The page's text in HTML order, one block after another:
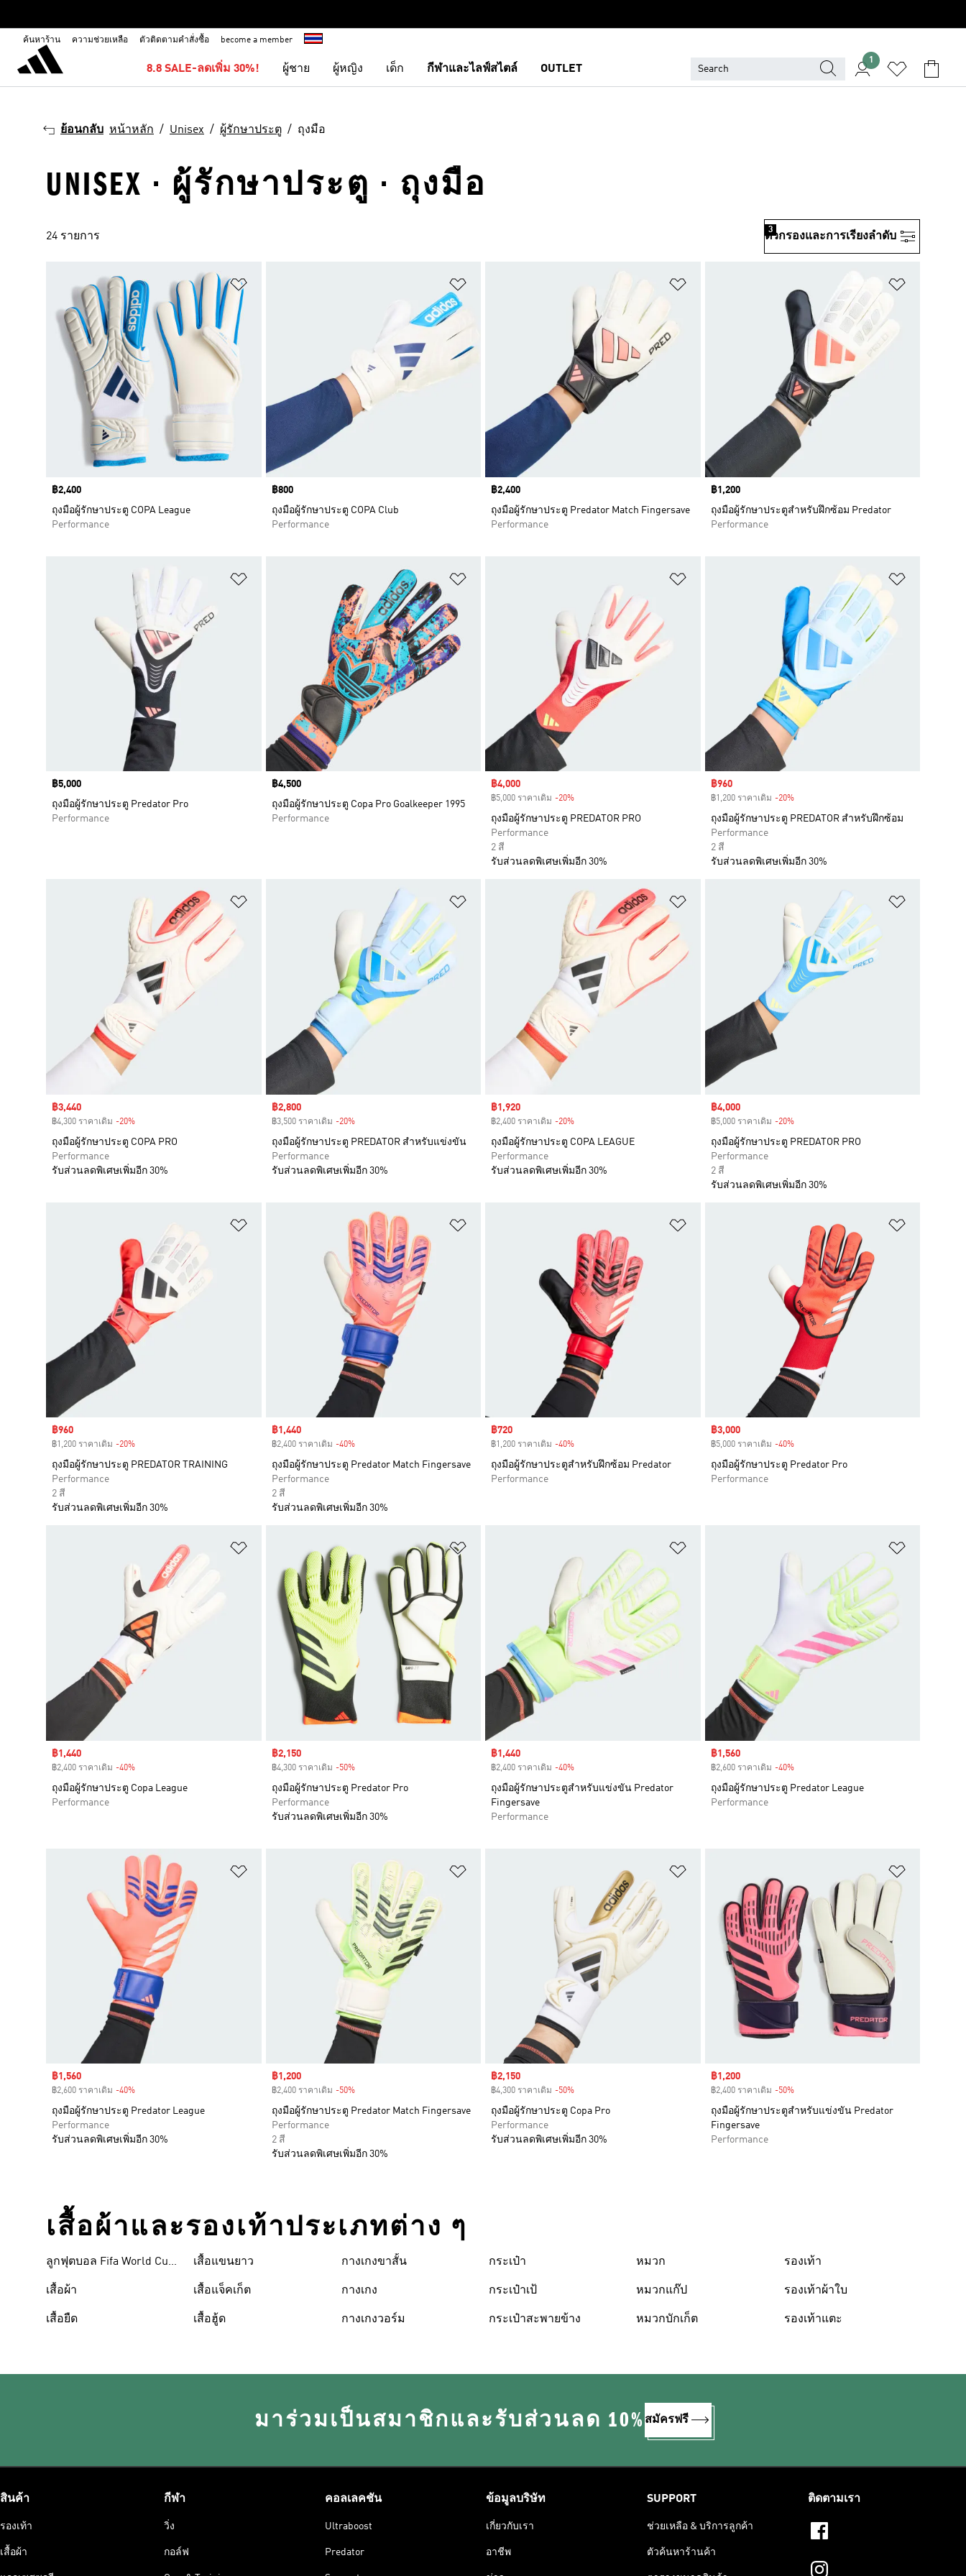
ค้นหาร้าน ความช่วยเหลือ ตัวติดตามคำสั่งซื้อ become a member
8.8 SALE-ลดเพิ่ม 30%! ผู้ชาย ผู้หญิง เด็ก กีฬาและไลฟ์สไตล์ OUTLET
1
ย้อนกลับ หน้าหลัก Unisex ผู้รักษาประตู ถุงมือ
UNISEX · ผู้รักษาประตู · ถุงมือ
24 รายการ ตัวกรองและการเรียงลําดับ
3
Price
฿2,400
ถุงมือผู้รักษาประตู COPA League
Performance
Price
฿800
ถุงมือผู้รักษาประตู COPA Club
Performance
Price
฿2,400
ถุงมือผู้รักษาประตู Predator Match Fingersave
Performance
Price
฿1,200
ถุงมือผู้รักษาประตูสำหรับฝึกซ้อม Predator
Performance
Price
฿5,000
ถุงมือผู้รักษาประตู Predator Pro
Performance
Price
฿4,500
ถุงมือผู้รักษาประตู Copa Pro Goalkeeper 1995
Performance
Sale price
฿4,000
฿5,000 ราคาเดิม -20%
ถุงมือผู้รักษาประตู PREDATOR PRO
Performance
2 สี
รับส่วนลดพิเศษเพิ่มอีก 30%
Sale price
฿960
฿1,200 ราคาเดิม -20%Discount
ถุงมือผู้รักษาประตู PREDATOR สำหรับฝึกซ้อม
Performance
2 สี
รับส่วนลดพิเศษเพิ่มอีก 30%
Sale price
฿3,440
฿4,300 ราคาเดิม -20%
ถุงมือผู้รักษาประตู COPA PRO
Performance
รับส่วนลดพิเศษเพิ่มอีก 30%
เพิ่มไปยังรายการสินค้าโปรด
Sale price
฿2,800
฿3,500 ราคาเดิม -20%Discount
ถุงมือผู้รักษาประตู PREDATOR สำหรับแข่งขัน
Performance
รับส่วนลดพิเศษเพิ่มอีก 30%
Sale price
฿1,920
฿2,400 ราคาเดิม -20%
ถุงมือผู้รักษาประตู COPA LEAGUE
Performance
รับส่วนลดพิเศษเพิ่มอีก 30%
Sale price
฿4,000
฿5,000 ราคาเดิม -20%Discount
ถุงมือผู้รักษาประตู PREDATOR PRO
Performance
2 สี
รับส่วนลดพิเศษเพิ่มอีก 30%
เพิ่มไปยังรายการสินค้าโปรด
Sale price
฿960
฿1,200 ราคาเดิม -20%
ถุงมือผู้รักษาประตู PREDATOR TRAINING
Performance
2 สี
รับส่วนลดพิเศษเพิ่มอีก 30%
Sale price
฿1,440
฿2,400 ราคาเดิม -40%Discount
ถุงมือผู้รักษาประตู Predator Match Fingersave
Performance
2 สี
รับส่วนลดพิเศษเพิ่มอีก 30%
Sale price
฿720
฿1,200 ราคาเดิม -40%
ถุงมือผู้รักษาประตูสำหรับฝึกซ้อม Predator
Performance
Sale price
฿3,000
฿5,000 ราคาเดิม -40%Discount
ถุงมือผู้รักษาประตู Predator Pro
Performance
เพิ่มไปยังรายการสินค้าโปรด
Sale price
฿1,440
฿2,400 ราคาเดิม -40%
ถุงมือผู้รักษาประตู Copa League
Performance
Sale price
฿2,150
฿4,300 ราคาเดิม -50%Discount
ถุงมือผู้รักษาประตู Predator Pro
Performance
รับส่วนลดพิเศษเพิ่มอีก 30%
Sale price
฿1,440
฿2,400 ราคาเดิม -40%
ถุงมือผู้รักษาประตูสำหรับแข่งขัน Predator
Fingersave
Performance
Sale price
฿1,560
฿2,600 ราคาเดิม -40%Discount
ถุงมือผู้รักษาประตู Predator League
Performance
เพิ่มไปยังรายการสินค้าโปรด
Sale price
฿1,560
฿2,600 ราคาเดิม -40%
ถุงมือผู้รักษาประตู Predator League
Performance
รับส่วนลดพิเศษเพิ่มอีก 30%
Sale price
฿1,200
฿2,400 ราคาเดิม -50%Discount
ถุงมือผู้รักษาประตู Predator Match Fingersave
Performance
2 สี
รับส่วนลดพิเศษเพิ่มอีก 30%
Sale price
฿2,150
฿4,300 ราคาเดิม -50%
ถุงมือผู้รักษาประตู Copa Pro
Performance
รับส่วนลดพิเศษเพิ่มอีก 30%
Sale price
฿1,200
฿2,400 ราคาเดิม -50%Discount
ถุงมือผู้รักษาประตูสำหรับแข่งขัน Predator
Fingersave
Performance
เสื้อผ้าและรองเท้าประเภทต่าง ๆ
ลูกฟุตบอล Fifa World Cup
เสื้อผ้า
เสื้อยืด
เสื้อแขนยาว
เสื้อแจ็คเก็ต
เสื้อฮู้ด
กางเกงขาสั้น
กางเกง
กางเกงวอร์ม
กระเป๋า
กระเป๋าเป้
กระเป๋าสะพายข้าง
หมวก
หมวกแก๊ป
หมวกบักเก็ต
รองเท้า
รองเท้าผ้าใบ
รองเท้าแตะ
มาร่วมเป็นสมาชิกและรับส่วนลด 10% สมัครฟรี
สินค้า
รองเท้า
เสื้อผ้า
กีฬา
วิ่ง
กอล์ฟ
คอลเลคชัน
Ultraboost
Predator
ข้อมูลบริษัท
เกี่ยวกับเรา
อาชีพ
SUPPORT
ช่วยเหลือ & บริการลูกค้า
ตัวค้นหาร้านค้า
ติดตามเรา